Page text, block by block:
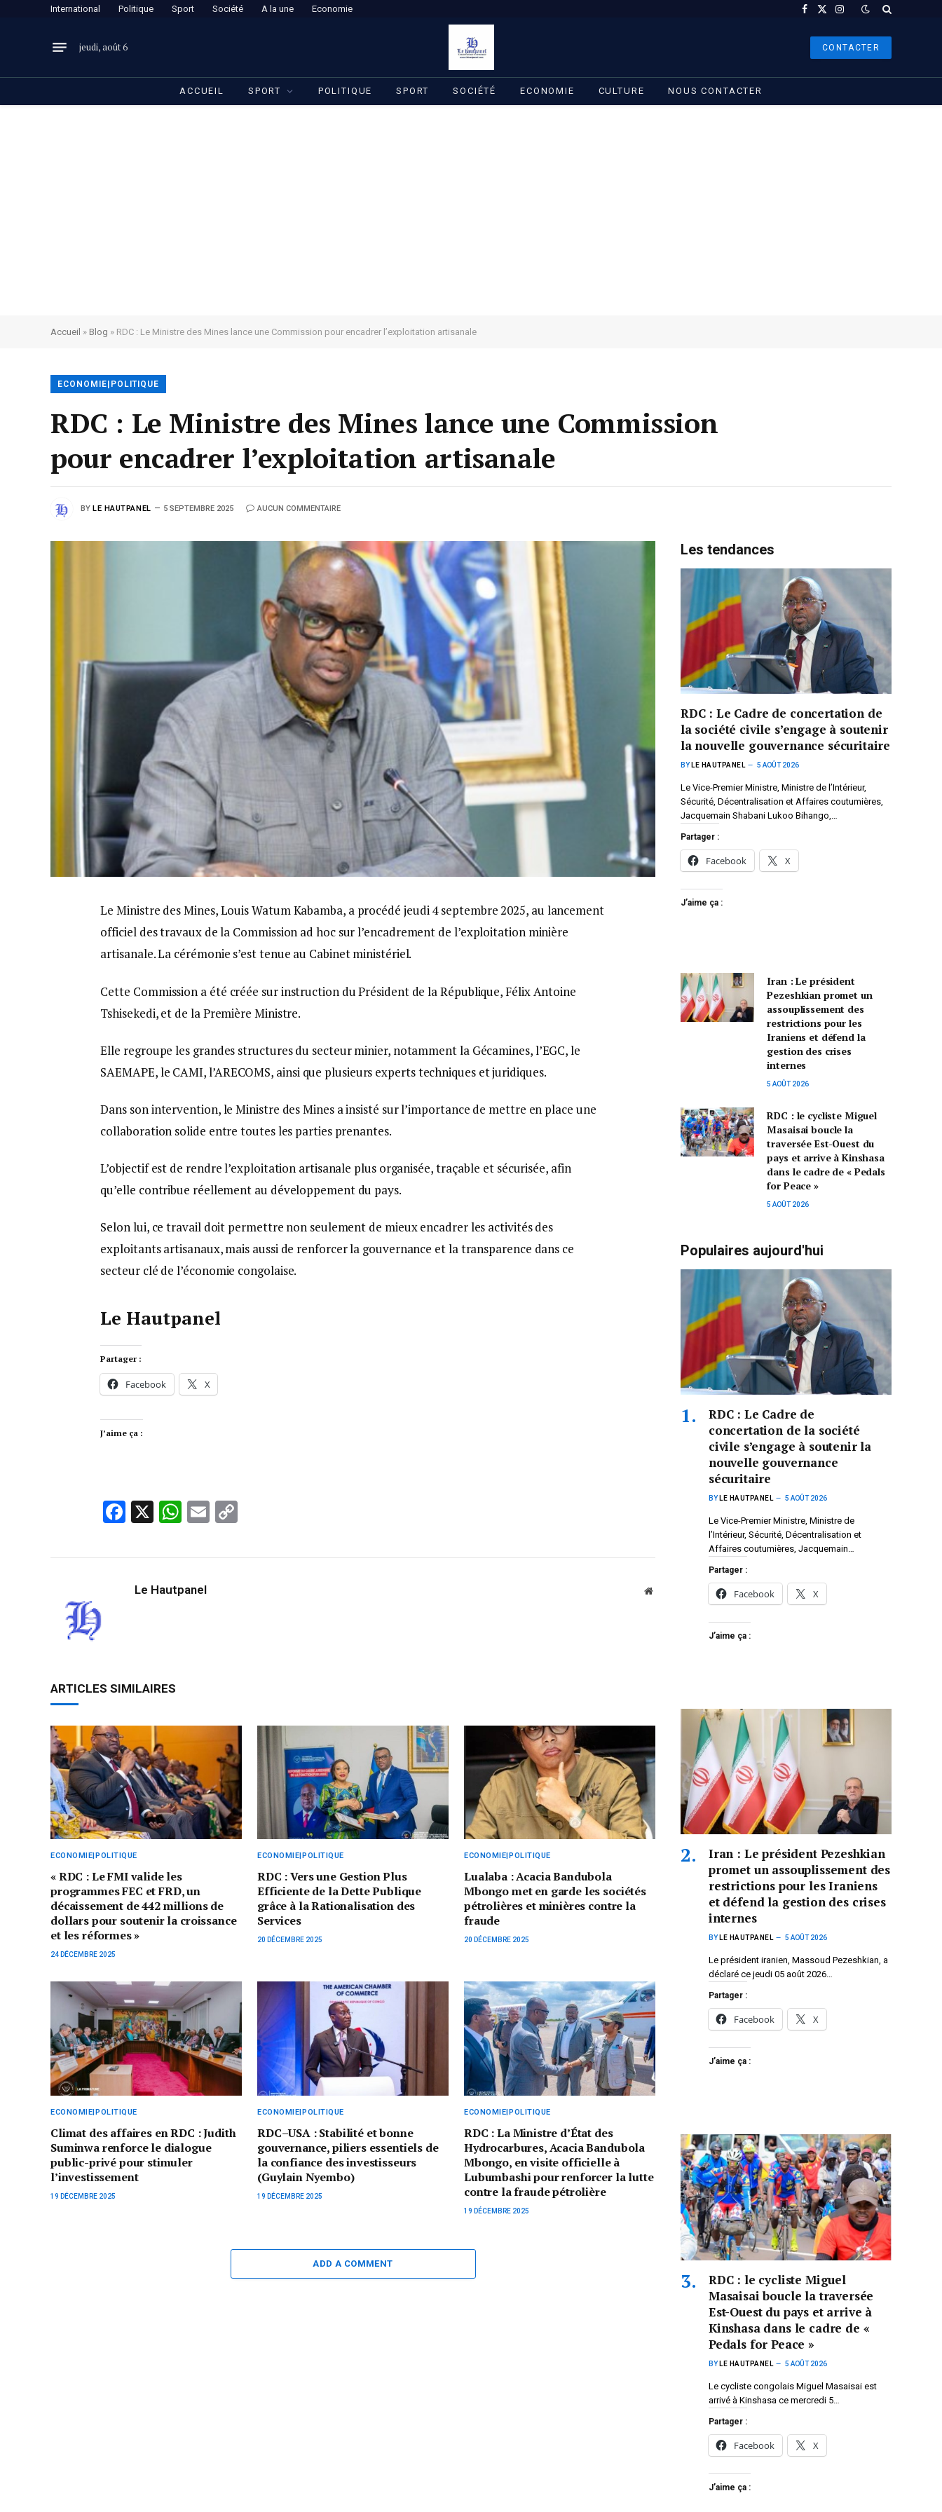
International Politique Sport Société A la une Economie Facebook
X
Instagram
jeudi, août 6 CONTACTER
ACCUEIL SPORT POLITIQUE SPORT SOCIÉTÉ ECONOMIE CULTURE NOUS CONTACTER
Accueil » Blog » RDC : Le Ministre des Mines lance une Commission pour encadrer l’exploitation artisanale
ECONOMIE|POLITIQUE
RDC : Le Ministre des Mines lance une Commission
pour encadrer l’exploitation artisanale
BY LE HAUTPANEL 5 SEPTEMBRE 2025 AUCUN COMMENTAIRE
Le Ministre des Mines, Louis Watum Kabamba, a procédé jeudi 4 septembre 2025, au lancement
officiel des travaux de la Commission ad hoc sur l’encadrement de l’exploitation minière
artisanale. La cérémonie s’est tenue au Cabinet ministériel.
Cette Commission a été créée sur instruction du Président de la République, Félix Antoine
Tshisekedi, et de la Première Ministre.
Elle regroupe les grandes structures du secteur minier, notamment la Gécamines, l’EGC, le
SAEMAPE, le CAMI, l’ARECOMS, ainsi que plusieurs experts techniques et juridiques.
Dans son intervention, le Ministre des Mines a insisté sur l’importance de mettre en place une
collaboration solide entre toutes les parties prenantes.
L’objectif est de rendre l’exploitation artisanale plus organisée, traçable et sécurisée, afin
qu’elle contribue réellement au développement du pays.
Selon lui, ce travail doit permettre non seulement de mieux encadrer les activités des
exploitants artisanaux, mais aussi de renforcer la gouvernance et la transparence dans ce
secteur clé de l’économie congolaise.
Le Hautpanel
Partager :
Facebook X
J’aime ça :
Facebook
X WhatsApp
Email
Le Hautpanel Website
ARTICLES SIMILAIRES
ECONOMIE|POLITIQUE
« RDC : Le FMI valide les
programmes FEC et FRD, un
décaissement de 442 millions de
dollars pour soutenir la croissance
et les réformes »
24 DÉCEMBRE 2025
ECONOMIE|POLITIQUE
RDC : Vers une Gestion Plus
Efficiente de la Dette Publique
grâce à la Rationalisation des
Services
20 DÉCEMBRE 2025
ECONOMIE|POLITIQUE
Lualaba : Acacia Bandubola
Mbongo met en garde les sociétés
pétrolières et minières contre la
fraude
20 DÉCEMBRE 2025
ECONOMIE|POLITIQUE
Climat des affaires en RDC : Judith
Suminwa renforce le dialogue
public-privé pour stimuler
l’investissement
19 DÉCEMBRE 2025
ECONOMIE|POLITIQUE
RDC–USA : Stabilité et bonne
gouvernance, piliers essentiels de
la confiance des investisseurs
(Guylain Nyembo)
19 DÉCEMBRE 2025
ECONOMIE|POLITIQUE
RDC : La Ministre d’État des
Hydrocarbures, Acacia Bandubola
Mbongo, en visite officielle à
Lubumbashi pour renforcer la lutte
contre la fraude pétrolière
19 DÉCEMBRE 2025
ADD A COMMENT
Les tendances
RDC : Le Cadre de concertation de
la société civile s’engage à soutenir
la nouvelle gouvernance sécuritaire
BY LE HAUTPANEL 5 AOÛT 2026
Le Vice-Premier Ministre, Ministre de l’Intérieur,
Sécurité, Décentralisation et Affaires coutumières,
Jacquemain Shabani Lukoo Bihango,…
Partager :
Facebook X
J’aime ça :
Iran : Le président
Pezeshkian promet un
assouplissement des
restrictions pour les
Iraniens et défend la
gestion des crises
internes
5 AOÛT 2026
RDC : le cycliste Miguel
Masaisai boucle la
traversée Est-Ouest du
pays et arrive à Kinshasa
dans le cadre de « Pedals
for Peace »
5 AOÛT 2026
Populaires aujourd'hui
RDC : Le Cadre de
concertation de la société
civile s’engage à soutenir la
nouvelle gouvernance
sécuritaire
BY LE HAUTPANEL 5 AOÛT 2026
Le Vice-Premier Ministre, Ministre de
l’Intérieur, Sécurité, Décentralisation et
Affaires coutumières, Jacquemain…
Partager :
Facebook X
J’aime ça :
Iran : Le président Pezeshkian
promet un assouplissement des
restrictions pour les Iraniens
et défend la gestion des crises
internes
BY LE HAUTPANEL 5 AOÛT 2026
Le président iranien, Massoud Pezeshkian, a
déclaré ce jeudi 05 août 2026…
Partager :
Facebook X
J’aime ça :
RDC : le cycliste Miguel
Masaisai boucle la traversée
Est-Ouest du pays et arrive à
Kinshasa dans le cadre de «
Pedals for Peace »
BY LE HAUTPANEL 5 AOÛT 2026
Le cycliste congolais Miguel Masaisai est
arrivé à Kinshasa ce mercredi 5…
Partager :
Facebook X
J’aime ça :